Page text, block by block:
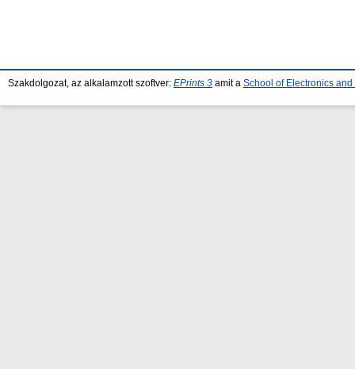
Szakdolgozat, az alkalamzott szoftver: EPrints 3 amit a School of Electronics